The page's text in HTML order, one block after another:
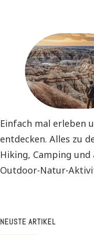
Einfach mal erleben
entdecken. Alles zu
Hiking, Camping und
Outdoor-Natur-
NEUSTE ARTIKEL